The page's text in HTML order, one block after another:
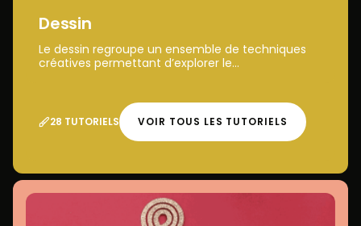
Dessin
Le dessin regroupe un ensemble de techniques
créatives permettant d’explorer le...
28 TUTORIELS VOIR TOUS LES TUTORIELS